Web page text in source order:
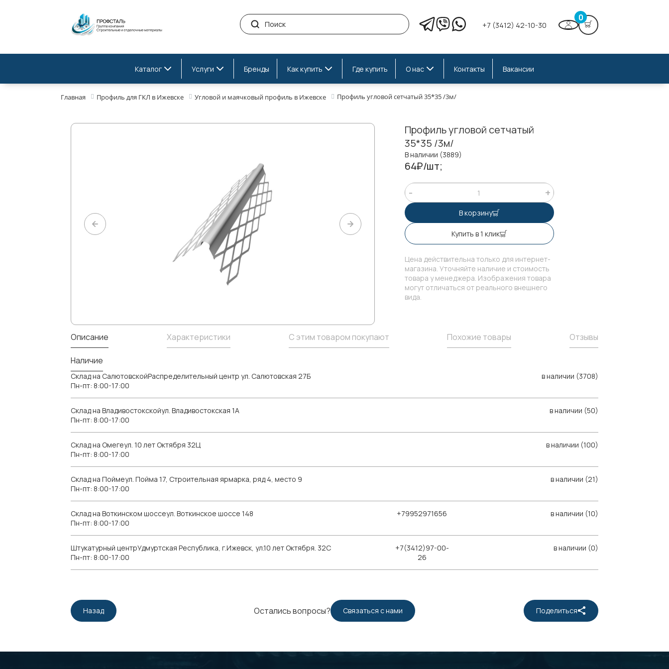
+7 (3412) 42-10-30
0
Каталог Услуги Бренды Как купить Где купить О нас Контакты Вакансии
Главная Профиль для ГКЛ в Ижевске Угловой и маячковый профиль в Ижевске Профиль угловой сетчатый 35*35 /3м/
Профиль угловой сетчатый
35*35 /3м/
В наличии (3889)
64₽/шт;
В корзину
Купить в 1 клик
Цена действительна только для интернет-
магазина. Уточняйте наличие и стоимость
товара у менеджера. Изображения товара
могут отличаться от реального внешнего
вида.
Описание Характеристики С этим товаром покупают Похожие товары Отзывы
Наличие
Склад на СалютовскойРаспределительный центр ул. Салютовская 27Б
Пн-пт: 8:00-17:00
в наличии (3708)
Склад на Владивостокскойул. Владивостокская 1А
Пн-пт: 8:00-17:00
в наличии (50)
Склад на Омегеул. 10 лет Октября 32Ц
Пн-пт: 8:00-17:00
в наличии (100)
Склад на Поймеул. Пойма 17, Строительная ярмарка, ряд 4, место 9
Пн-пт: 8:00-17:00
в наличии (21)
Склад на Воткинском шоссеул. Воткинское шоссе 148
Пн-пт: 8:00-17:00
+79952971656 в наличии (10)
Штукатурный центрУдмуртская Республика, г.Ижевск, ул.10 лет Октября. 32С
Пн-пт: 8:00-17:00
+7(3412)97-00-
26
в наличии (0)
Остались вопросы? Связаться с нами
Назад Поделиться